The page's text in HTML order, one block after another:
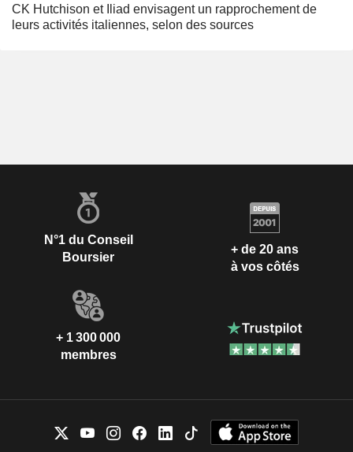
CK Hutchison et Iliad envisagent un rapprochement de
leurs activités italiennes, selon des sources
N°1 du Conseil
Boursier
+ de 20 ans
à vos côtés
+ 1 300 000
membres